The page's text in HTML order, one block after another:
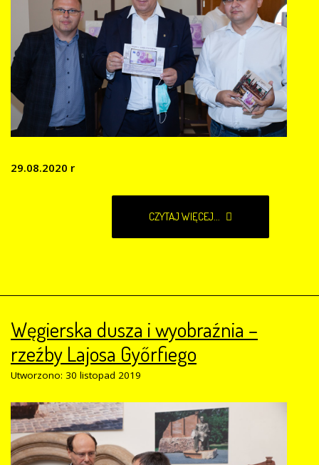
29.08.2020 r
CZYTAJ WIĘCEJ...
Węgierska dusza i wyobraźnia –
rzeźby Lajosa Győrfiego
Utworzono: 30 listopad 2019